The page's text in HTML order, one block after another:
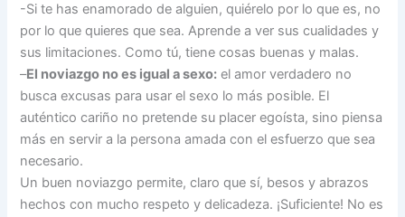
-Si te has enamorado de alguien, quiérelo por lo que es, no
por lo que quieres que sea. Aprende a ver sus cualidades y
sus limitaciones. Como tú, tiene cosas buenas y malas.
–El noviazgo no es igual a sexo: el amor verdadero no
busca excusas para usar el sexo lo más posible. El
auténtico cariño no pretende su placer egoísta, sino piensa
más en servir a la persona amada con el esfuerzo que sea
necesario.
Un buen noviazgo permite, claro que sí, besos y abrazos
hechos con mucho respeto y delicadeza. ¡Suficiente! No es